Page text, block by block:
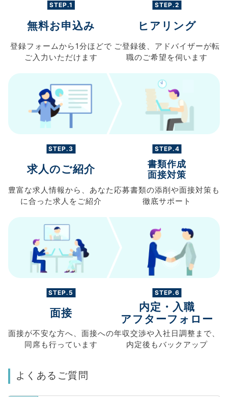
STEP.1
無料お申込み
登録フォームから 1分ほどで
ご入力 いただけます
STEP.2
ヒアリング
ご登録後、 アドバイザーが転
職のご希望を伺います
STEP.3
求人のご紹介
豊富な求人情報から、 あなた
に合った求人を ご紹介
STEP.4
書類作成
面接対策
応募書類の添削や面接対策も
徹底サポート
STEP.5
面接
面接が不安な方へ、 面接への
同席も行っています
STEP.6
内定・入職
アフターフォロー
年収交渉や入社日調整まで、
内定後もバックアップ
よくあるご質問